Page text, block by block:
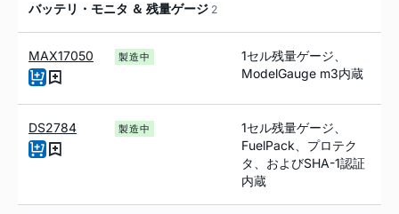
バッテリ・モニタ ＆ 残量ゲージ 2
MAX17050 製造中
1セル残量ゲージ、
ModelGauge m3内蔵
DS2784 製造中
1セル残量ゲージ、
FuelPack、プロテク
タ、およびSHA-1認証
内蔵